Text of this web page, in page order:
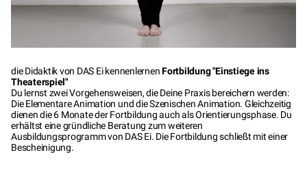
die Didaktik von DAS Ei kennenlernenFortbildung "Einstiege ins
Theaterspiel"
Du lernst zwei Vorgehensweisen, die Deine Praxis bereichern werden:
Die Elementare Animation und die Szenischen Animation. Gleichzeitig
dienen die 6 Monate der Fortbildung auch als Orientierungsphase. Du
erhältst eine gründliche Beratung zum weiteren
Ausbildungsprogramm von DAS Ei. Die Fortbildung schließt mit einer
Bescheinigung.